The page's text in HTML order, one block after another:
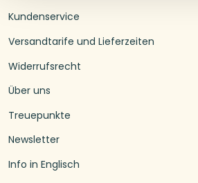
Kundenservice
Versandtarife und Lieferzeiten
Widerrufsrecht
Über uns
Treuepunkte
Newsletter
Info in Englisch